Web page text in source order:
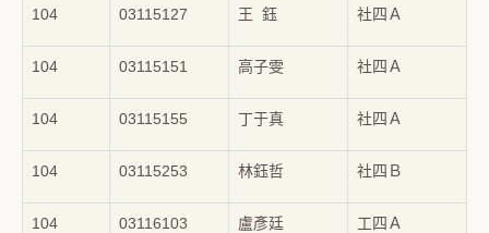
104 03115127 王 鈺 社四Ａ
104 03115151 高子雯 社四Ａ
104 03115155 丁于真 社四Ａ
104 03115253 林鈺哲 社四Ｂ
104 03116103 盧彥廷 工四Ａ